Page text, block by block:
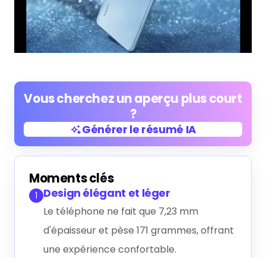
Vous cherchez un aperçu plus court
?
Générer le résumé IA
Générer le résumé IA
Moments clés
1 Design élégant et léger
Le téléphone ne fait que 7,23 mm
d'épaisseur et pèse 171 grammes, offrant
une expérience confortable.